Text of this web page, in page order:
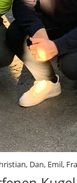
Dan, Emil,